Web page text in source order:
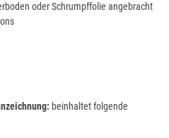
oder Schrumpffolie angebracht
beinhaltet folgende